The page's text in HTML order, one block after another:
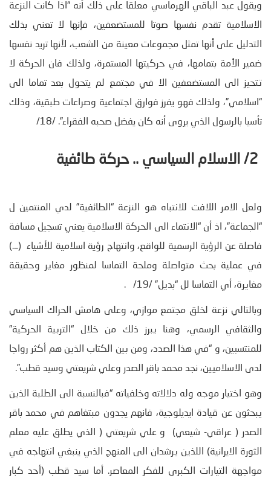
ويقول عبد الباقي الهرماسي معلقا على ذلك أنه “اذا كانت النزعة
الاسلامية تقدم نفسها صوتا للمستضعفين، فإنها لا تعني بذلك
التدليل على أنها تمثل مجموعات معينة من الشعب، لأنها تريد نفسها
ضمير الأمة بتمامها، في حركيتها المستمرة، ولذلك فان الحركة لا
تتحيز الى المستضعفين الا في مجتمع لم يتحول بعد تماما الى
“اسلامي”، ولذلك فهو يفرز فوارق اجتماعية وصراعات طبقية، وذلك
تأسيا بالرسول الذي يروى أنه كان يفضل صحبه الفقراء”. /18/
2/ الاسلام السياسي .. حركة طائفية
ولعل الامر اللافت للانتباه هو النزعة “الطائفية” لدي المنتمين ل
“الجماعة”، اذ أن “الانتماء الى الحركة الاسلامية يعني تسجيل مسافة
فاصلة عن الرؤية الرسمية للواقع، وانتهاج رؤية اسلامية للأشياء (…)
في عملية بحث متواصلة وملحة التماسا لمنظور مغاير وحقيقة
مغايرة، أي التماسا لل “بديل” /19/ .
وبالتالي نزعة لخلق مجتمع موازي، وعلى هامش الحراك السياسي
والثقافي الرسمي، وهنا يبرز ذلك من خلال “التربية الحركية”
للمنتسبين، و “في هذا الصدد، ومن بين الكتاب الذين هم أكثر رواجا
لدى الاسلاميين، نجد محمد باقر الصدر وعلي شريعتي وسيد قطب”.
وهو اختيار موجه وله دلالاته وخلفياته “فبالنسبة الى الطلبة الذين
يبحثون عن قيادة ايديلوجية، فانهم يجدون مبتغاهم في محمد باقر
الصدر ( عراقي- شيعي) و علي شريعتي ( الذي يطلق عليه معلم
الثورة الايرانية) اللذين يرشدان الى المنهج الذي ينبغي انتهاجه في
مواجهة التيارات الكبرى للفكر المعاصر. أما سيد قطب (أحد كبار